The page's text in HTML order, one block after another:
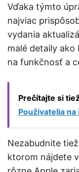
Vďaka týmto
najviac
vydania
malé detaily ako
na funkčnosť a
Prečítajte si
Používatelia
Nezabudnite
ktorom nájdete